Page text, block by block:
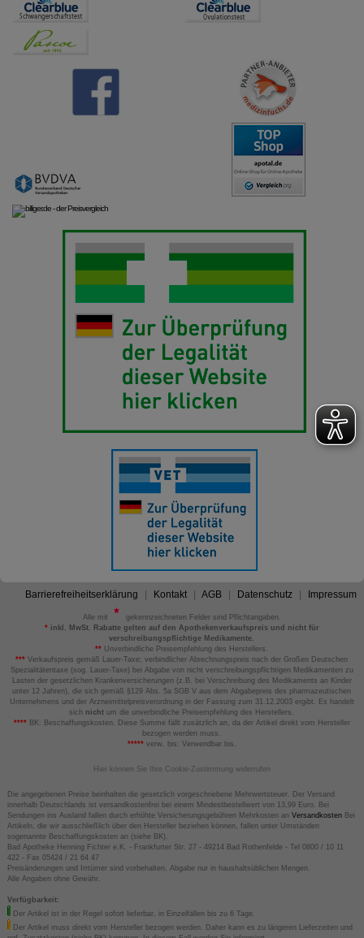
Barrierefreiheitserklärung Kontakt AGB Datenschutz Impressum
Alle mit
gekennzeichneten Felder sind Pflichtangaben.
*inkl. MwSt. Rabatte gelten auf den Apothekenverkaufspreis und nicht für
verschreibungspflichtige Medikamente.
** Unverbindliche Preisempfehlung des Herstellers.
*** Verkaufspreis gemäß Lauer-Taxe; verbindlicher Abrechnungspreis nach der Großen Deutschen
Spezialitätentaxe (sog. Lauer-Taxe) bei Abgabe von nicht verschreibungspflichtigen Medikamenten zu
Lasten der gesetzlichen Krankenversicherungen (z.B. bei Verschreibung des Medikaments an Kinder
unter 12 Jahren), die sich gemäß §129 Abs. 5a SGB V aus dem Abgabepreis des pharmazeutischen
Unternehmens und der Arzneimittelpreisverordnung in der Fassung zum 31.12.2003 ergibt. Es handelt
sich nicht um die unverbindliche Preisempfehlung des Herstellers.
****BK: Beschaffungskosten. Diese Summe fällt zusätzlich an, da der Artikel direkt vom Hersteller
bezogen werden muss.
*****verw. bis: Verwendbar bis.
Hier können Sie Ihre Cookie-Zustimmung widerrufen
Die angegebenen Preise beinhalten die gesetzlich vorgeschriebene Mehrwertsteuer. Der Versand
innerhalb Deutschlands ist versandkostenfrei bei einem Mindestbestellwert von 13,99 Euro. Bei
Sendungen ins Ausland fallen durch erhöhte Versicherungsgebühren Mehrkosten an VersandkostenBei
Artikeln, die wir ausschließlich über den Hersteller beziehen können, fallen unter Umständen
sogenannte Beschaffungskosten an (siehe BK).
Bad Apotheke Henning Fichter e.K. - Frankfurter Str. 27 - 49214 Bad Rothenfelde - Tel 0800 / 10 11
422 - Fax 05424 / 21 64 47
Preisänderungen und Irrtümer sind vorbehalten. Abgabe nur in haushaltsüblichen Mengen.
Alle Angaben ohne Gewähr.
Verfügbarkeit:
Der Artikel ist in der Regel sofort lieferbar, in Einzelfällen bis zu 6 Tage.
Der Artikel muss direkt vom Hersteller bezogen werden. Daher kann es zu längeren Lieferzeiten und